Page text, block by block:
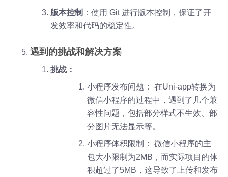
版本控制 ：使用 Git 进行版本控制，保证了开
发效率和代码的稳定性。
遇到的挑战和解决方案
挑战：
小程序发布问题： 在Uni-app转换为
微信小程序的过程中，遇到了几个兼
容性问题，包括部分样式不生效、部
分图片无法显示等。
小程序体积限制： 微信小程序的主
包大小限制为2MB，而实际项目的体
积超过了5MB，这导致了上传和发布